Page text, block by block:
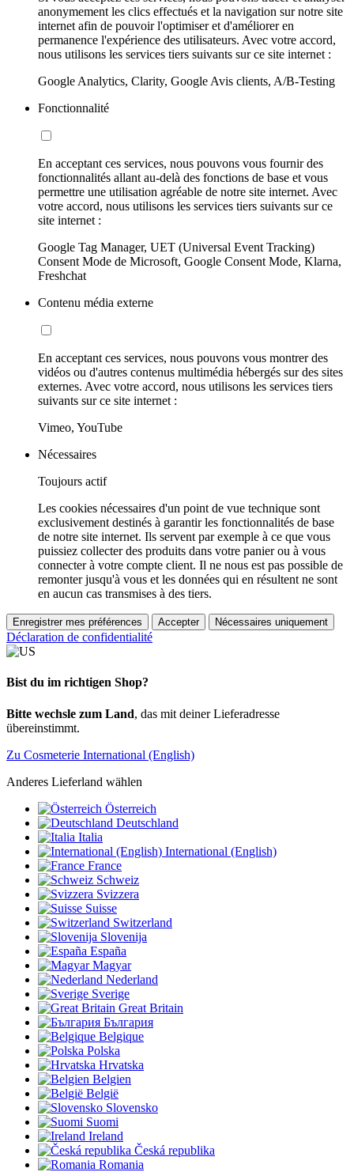
anonymement les clics effectués et la navigation sur notre site
internet afin de pouvoir l'optimiser et d'améliorer en
permanence l'expérience des utilisateurs. Avec votre accord,
nous utilisons les services tiers suivants sur ce site internet :
Google Analytics, Clarity, Google Avis clients, A/B-Testing
Fonctionnalité
En acceptant ces services, nous pouvons vous fournir des
fonctionnalités allant au-delà des fonctions de base et vous
permettre une utilisation agréable de notre site internet. Avec
votre accord, nous utilisons les services tiers suivants sur ce
site internet :
Google Tag Manager, UET (Universal Event Tracking)
Consent Mode de Microsoft, Google Consent Mode, Klarna,
Freshchat
Contenu média externe
En acceptant ces services, nous pouvons vous montrer des
vidéos ou d'autres contenus multimédia hébergés sur des sites
externes. Avec votre accord, nous utilisons les services tiers
suivants sur ce site internet :
Vimeo, YouTube
Nécessaires
Toujours actif
Les cookies nécessaires d'un point de vue technique sont
exclusivement destinés à garantir les fonctionnalités de base
de notre site internet. Ils servent par exemple à ce que vous
puissiez collecter des produits dans votre panier ou à vous
connecter à votre compte client. Il ne nous est pas possible de
remonter jusqu'à vous et les données qui en résultent ne sont
en aucun cas transmises à des tiers.
Enregistrer mes préférences Accepter Nécessaires uniquement
Déclaration de confidentialité
Bist du im richtigen Shop?
Bitte wechsle zum Land, das mit deiner Lieferadresse
übereinstimmt.
Zu Cosmeterie International (English)
Anderes Lieferland wählen
Österreich
Deutschland
Italia
International (English)
France
Schweiz
Svizzera
Suisse
Switzerland
Slovenija
España
Magyar
Nederland
Sverige
Great Britain
България
Belgique
Polska
Hrvatska
Belgien
België
Slovensko
Suomi
Ireland
Česká republika
Romania